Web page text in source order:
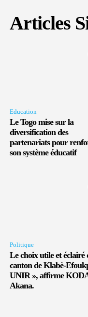
Articles
Education
Le Togo mise sur la
diversification des
partenariats pour
son système éducatif
Politique
Le choix utile et éclairé
canton de Klabè-
UNIR », affirme
Akana.